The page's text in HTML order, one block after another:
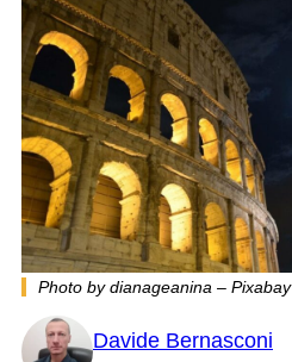
Photo by dianageanina – Pixabay
Davide Bernasconi